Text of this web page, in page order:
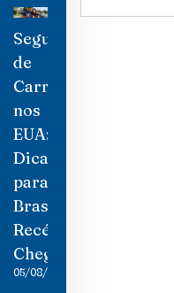
Seguro
de
Carro
nos
EUA:
Dicas
para
Brasileiros
Recém-
Chegados
05/08/2026